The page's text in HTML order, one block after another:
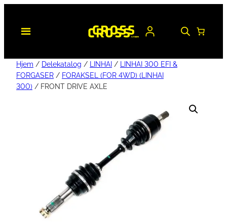
Hjem / Delekatalog / LINHAI /
LINHAI 300 EFI &
FORGASER / FORAKSEL (FOR 4WD) (LINHAI
300) / FRONT DRIVE AXLE